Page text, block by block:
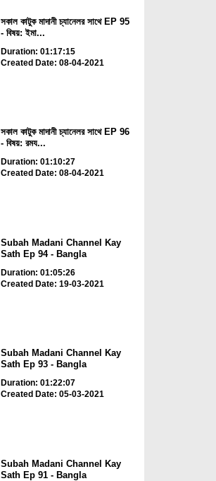
সকাল কাটুক মাদানী চ্যানেলর সাথে EP 95
- বিষয়: ইমা...
Duration: 01:17:15
Created Date: 08-04-2021
সকাল কাটুক মাদানী চ্যানেলর সাথে EP 96
- বিষয়: রময...
Duration: 01:10:27
Created Date: 08-04-2021
Subah Madani Channel Kay
Sath Ep 94 - Bangla
Duration: 01:05:26
Created Date: 19-03-2021
Subah Madani Channel Kay
Sath Ep 93 - Bangla
Duration: 01:22:07
Created Date: 05-03-2021
Subah Madani Channel Kay
Sath Ep 91 - Bangla